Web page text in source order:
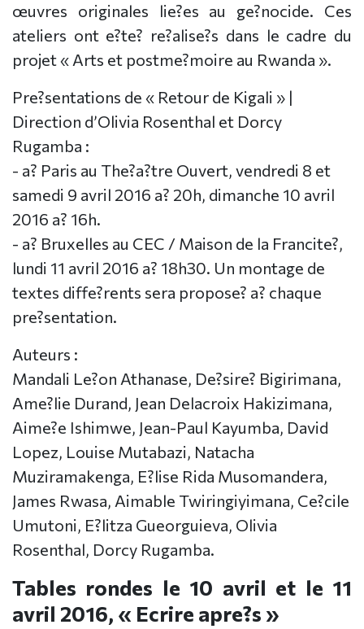
œuvres originales lie?es au ge?nocide. Ces
ateliers ont e?te? re?alise?s dans le cadre du
projet « Arts et postme?moire au Rwanda ».
Pre?sentations de « Retour de Kigali » |
Direction d’Olivia Rosenthal et Dorcy
Rugamba :
- a? Paris au The?a?tre Ouvert, vendredi 8 et
samedi 9 avril 2016 a? 20h, dimanche 10 avril
2016 a? 16h.
- a? Bruxelles au CEC / Maison de la Francite?,
lundi 11 avril 2016 a? 18h30. Un montage de
textes diffe?rents sera propose? a? chaque
pre?sentation.
Auteurs :
Mandali Le?on Athanase, De?sire? Bigirimana,
Ame?lie Durand, Jean Delacroix Hakizimana,
Aime?e Ishimwe, Jean-Paul Kayumba, David
Lopez, Louise Mutabazi, Natacha
Muziramakenga, E?lise Rida Musomandera,
James Rwasa, Aimable Twiringiyimana, Ce?cile
Umutoni, E?litza Gueorguieva, Olivia
Rosenthal, Dorcy Rugamba.
Tables rondes le 10 avril et le 11
avril 2016, « Ecrire apre?s »